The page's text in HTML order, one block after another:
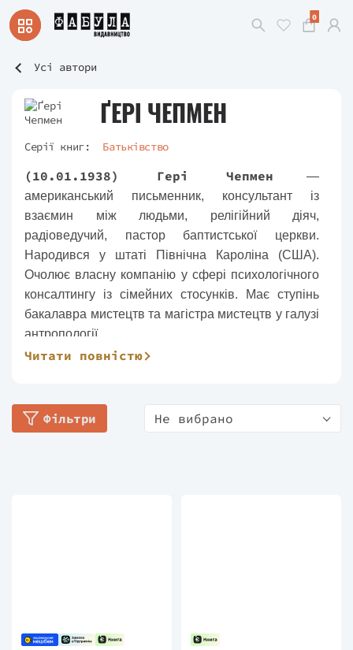
0
Усі автори
ҐЕРІ ЧЕПМЕН
Серії книг: Батьківство
(10.01.1938) Гері Чепмен —
американський письменник, консультант із
взаємин між людьми, релігійний діяч,
радіоведучий, пастор баптистської церкви.
Народився у штаті Північна Кароліна (США).
Очолює власну компанію у сфері психологічного
консалтингу із сімейних стосунків. Має ступінь
бакалавра мистецтв та магістра мистецтв у галузі
антропології.
бестселером. У книжці автор ділиться секретами,
дає поради для знаходження спільної мови, щоб
Читати повністю
Фільтри Не вибрано